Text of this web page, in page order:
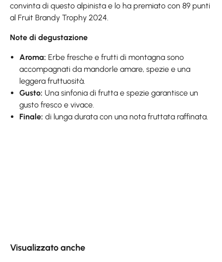
convinta di questo alpinista e lo ha premiato con 89 punti
al Fruit Brandy Trophy 2024.
Note di degustazione
Aroma: Erbe fresche e frutti di montagna sono
accompagnati da mandorle amare, spezie e una
leggera fruttuosità.
Gusto: Una sinfonia di frutta e spezie garantisce un
gusto fresco e vivace.
Finale: di lunga durata con una nota fruttata raffinata.
Visualizzato anche